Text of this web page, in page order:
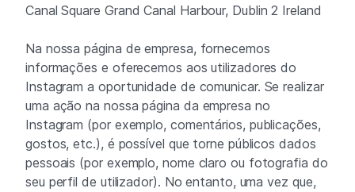
Canal Square Grand Canal Harbour, Dublin 2 Ireland
Na nossa página de empresa, fornecemos
informações e oferecemos aos utilizadores do
Instagram a oportunidade de comunicar. Se realizar
uma ação na nossa página da empresa no
Instagram (por exemplo, comentários, publicações,
gostos, etc.), é possível que torne públicos dados
pessoais (por exemplo, nome claro ou fotografia do
seu perfil de utilizador). No entanto, uma vez que,